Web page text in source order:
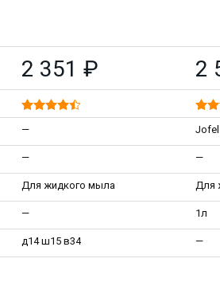
2 351 ₽ 2
— Jofel
— —
Для жидкого мыла Для
— 1л
д14 ш15 в34 —